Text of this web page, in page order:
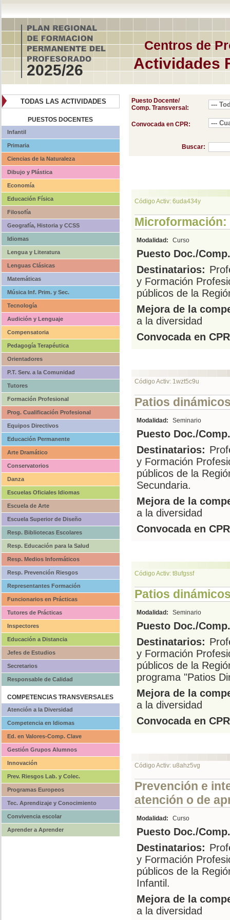
Centros de
Actividades
2025/26
TODAS LAS ACTIVIDADES
PUESTOS DOCENTES
Infantil
Primaria
Ciencias de la Naturaleza
Dibujo y Plástica
Economía
Educación Física
Filosofía
Geografía, Historia y CCSS
Idiomas
Lengua y Literatura
Lenguas Clásicas
Matemáticas
Música Inf. Prim. y Sec.
Tecnología
Audición y Lenguaje
Compensatoria
Pedagogía Terapéutica
Orientadores
P.T. Serv. a la Comunidad
Tutores
Formación Profesional
Prog. Cualificación Profesional
Equipos Directivos
Educación Permanente
Arte Dramático
Conservatorios
Danza
Escuelas Oficiales Idiomas
Escuela de Arte
Escuela Superior de Diseño
Resp. Bibliotecas Escolares
Resp. Educación para la Salud
Resp. Medios Informáticos
Resp. Prevención Riesgos
Representantes Formación
Funcionarios en Prácticas
Tutores de Prácticas
Inspectores
Educación a Distancia
Jefes de Estudios
Secretarios
Responsable de Calidad
COMPETENCIAS TRANSVERSALES
Atención a la Diversidad
Competencia en Idiomas
Ed. en Valores-Comp. Clave
Gestión Grupos Alumnos
Innovación
Prev. Riesgos Lab. y Colec.
Programas Europeos
Tec. Aprendizaje y Conocimiento
Convivencia escolar
Aprender a Aprender
Puesto Docente/
Comp. Transversal:
Convocada en CPR:
Buscar:
Código Activ: 6uda434y
Microformación:
Modalidad: Curso
Puesto Doc./
Destinatarios:
y Formación
públicos de la
Mejora de la
a la diversidad
Convocada en
Código Activ: 1wzt5c9u
Patios
Modalidad: Seminario
Puesto Doc./
Destinatarios:
y Formación
públicos de la
Secundaria.
Mejora de la
a la diversidad
Convocada en
Código Activ: t8ufgssf
Patios
Modalidad: Seminario
Puesto Doc./
Destinatarios:
y Formación
públicos de la
programa "Patios
Mejora de la
a la diversidad
Convocada en
Código Activ: u8ahz5vg
Prevención e
atención o de
Modalidad: Curso
Puesto Doc./
Destinatarios:
y Formación
públicos de la
Infantil.
Mejora de la
a la diversidad